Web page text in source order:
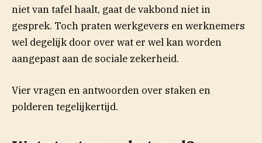
niet van tafel haalt, gaat de vakbond niet in
gesprek. Toch praten werkgevers en werknemers
wel degelijk door over wat er wel kan worden
aangepast aan de sociale zekerheid.
Vier vragen en antwoorden over staken en
polderen tegelijkertijd.